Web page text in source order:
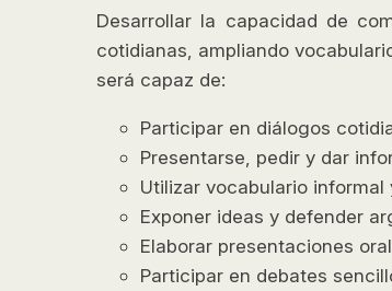
Desarrollar la capacidad de
cotidianas, ampliando
será capaz de:
Participar en diálogos
Presentarse, pedir y dar
Utilizar vocabulario informal
Exponer ideas y defender
Elaborar presentaciones
Participar en debates